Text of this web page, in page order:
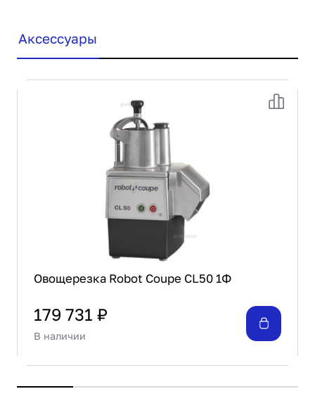
Аксессуары
Овощерезка Robot Coupe CL50 1Ф
179 731 ₽
В наличии